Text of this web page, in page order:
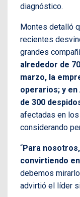
diagnóstico.
Montes detalló
recientes
grandes
alrededor de
marzo, la
operarios; y
de 300
afectadas en
considerando
“Para
convirtiendo en
debemos
advirtió el líder